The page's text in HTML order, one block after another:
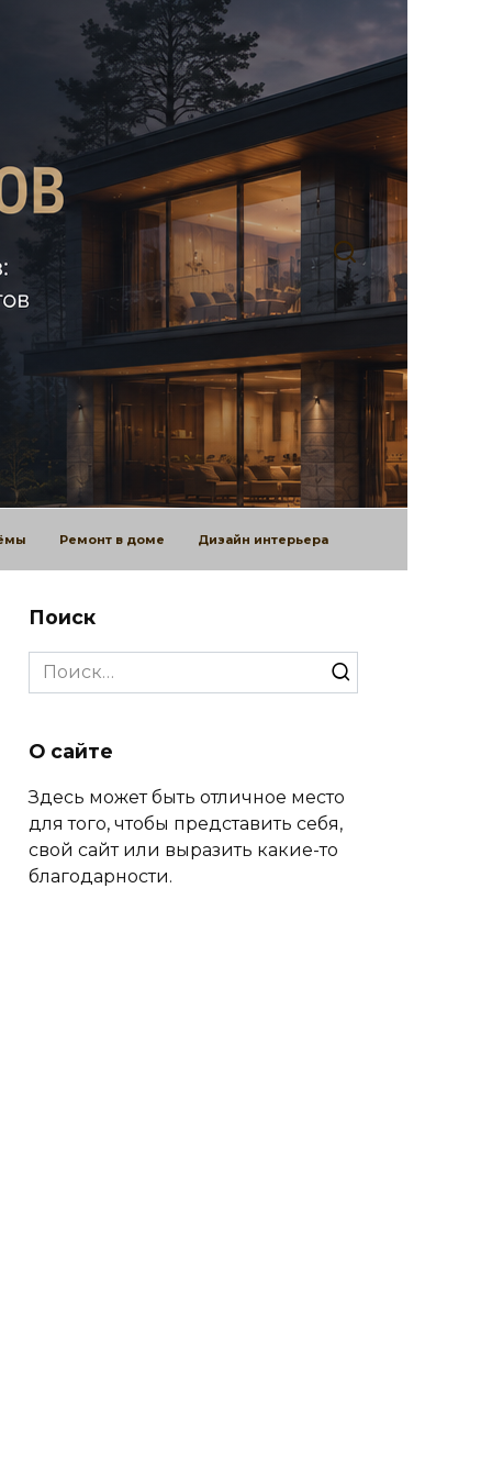
Ремонт в доме Дизайн интерьера
Поиск
Search
for:
О сайте
Здесь может быть отличное место
для того, чтобы представить себя,
свой сайт или выразить какие-то
благодарности.